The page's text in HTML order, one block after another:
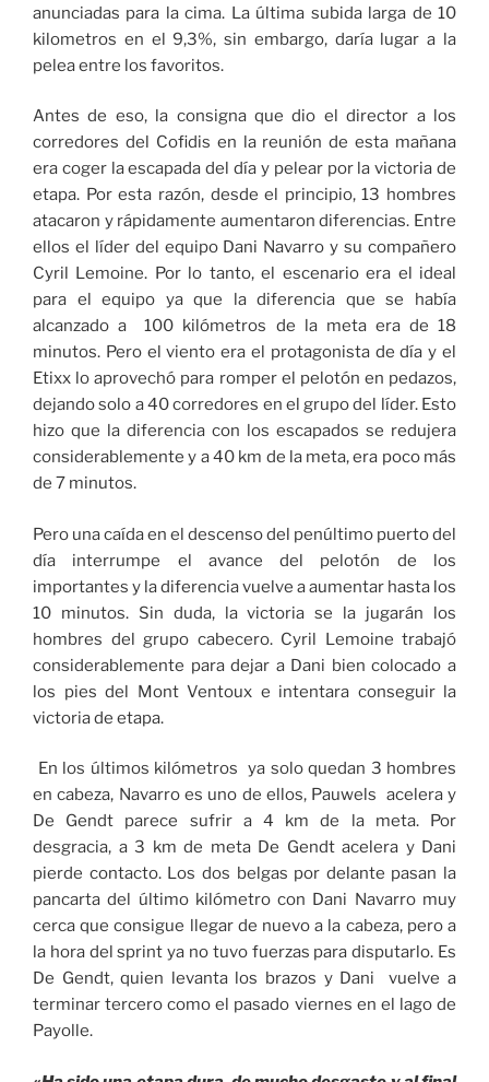
anunciadas para la cima. La última subida larga de 10
kilometros en el 9,3%, sin embargo, daría lugar a la
pelea entre los favoritos.
Antes de eso, la consigna que dio el director a los
corredores del Cofidis en la reunión de esta mañana
era coger la escapada del día y pelear por la victoria de
etapa. Por esta razón, desde el principio, 13 hombres
atacaron y rápidamente aumentaron diferencias. Entre
ellos el líder del equipo Dani Navarro y su compañero
Cyril Lemoine. Por lo tanto, el escenario era el ideal
para el equipo ya que la diferencia que se había
alcanzado a 100 kilómetros de la meta era de 18
minutos. Pero el viento era el protagonista de día y el
Etixx lo aprovechó para romper el pelotón en pedazos,
dejando solo a 40 corredores en el grupo del líder. Esto
hizo que la diferencia con los escapados se redujera
considerablemente y a 40 km de la meta, era poco más
de 7 minutos.
Pero una caída en el descenso del penúltimo puerto del
día interrumpe el avance del pelotón de los
importantes y la diferencia vuelve a aumentar hasta los
10 minutos. Sin duda, la victoria se la jugarán los
hombres del grupo cabecero. Cyril Lemoine trabajó
considerablemente para dejar a Dani bien colocado a
los pies del Mont Ventoux e intentara conseguir la
victoria de etapa.
En los últimos kilómetros ya solo quedan 3 hombres
en cabeza, Navarro es uno de ellos, Pauwels acelera y
De Gendt parece sufrir a 4 km de la meta. Por
desgracia, a 3 km de meta De Gendt acelera y Dani
pierde contacto. Los dos belgas por delante pasan la
pancarta del último kilómetro con Dani Navarro muy
cerca que consigue llegar de nuevo a la cabeza, pero a
la hora del sprint ya no tuvo fuerzas para disputarlo. Es
De Gendt, quien levanta los brazos y Dani vuelve a
terminar tercero como el pasado viernes en el lago de
Payolle.